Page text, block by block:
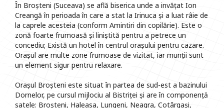
În Broșteni (Suceava) se află biserica unde a invățat Ion
Creangă în perioada în care a stat la Irinuca și a luat râie de
la caprele acesteia (conform Amintiri din copilărie). Este o
zonă foarte frumoasă și liniștită pentru a petrece un
concediu; Există un hotel în centrul orașului pentru cazare.
Orașul are multe zone frumoase de vizitat, iar munții sunt
un element sigur pentru relaxare.
Orașul Broșteni este situat în partea de sud-est a bazinului
Dornelor, pe cursul mijlociu al Bistriței și are în componență
satele: Broșteni, Haleasa, Lungeni, Neagra, Cotârgași,